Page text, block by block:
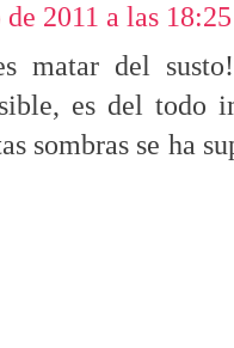
2011 a las 18:25
matar del
es del todo
sombras se ha